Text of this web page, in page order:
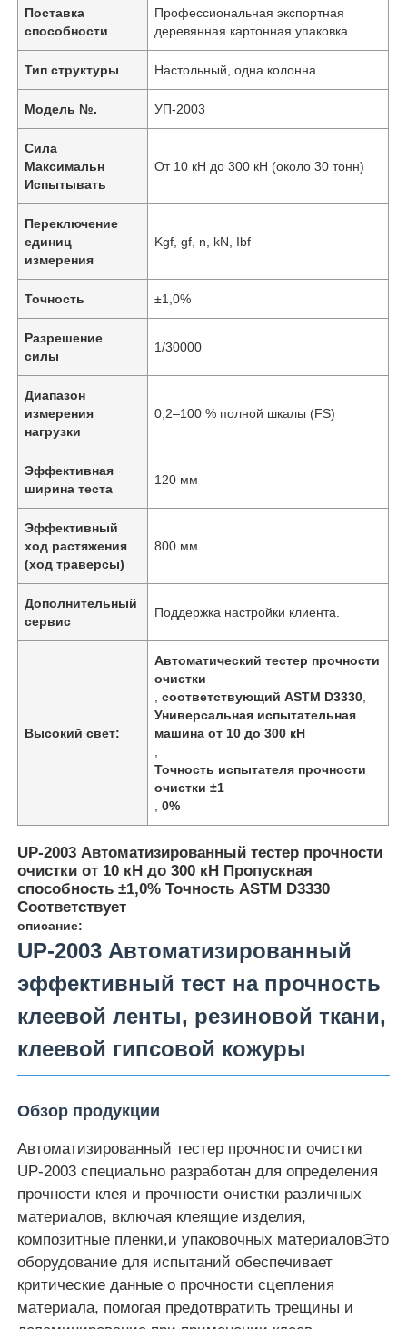
Продукция
О Компании
Наша фабрика
Отправить запрос
Оборудование для испытаний лаборатории
Камера экологических испытаний
Универсальная тестирование
Поставка
способности
Профессиональная экспортная
деревянная картонная упаковка
Тип структуры Настольный, одна колонна
Модель №. УП-2003
Сила
Максимальн
Испытывать
От 10 кН до 300 кН (около 30 тонн)
Переключение
единиц
измерения
Kgf, gf, n, kN, Ibf
Точность ±1,0%
Разрешение
силы
1/30000
Диапазон
измерения
нагрузки
0,2–100 % полной шкалы (FS)
Эффективная
ширина теста
120 мм
Эффективный
ход растяжения
(ход траверсы)
800 мм
Дополнительный
сервис
Поддержка настройки клиента.
Высокий свет:
Автоматический тестер прочности
очистки
,соответствующий ASTM D3330
Универсальная испытательная
машина от 10 до 300 кН
Точность испытателя прочности
очистки ±1
,0%
UP-2003 Автоматизированный тестер прочности
очистки от 10 кН до 300 кН Пропускная
способность ±1,0% Точность ASTM D3330
Соответствует
описание:
UP-2003 Автоматизированный
эффективный тест на прочность
клеевой ленты, резиновой ткани,
клеевой гипсовой кожуры
Обзор продукции
Автоматизированный тестер прочности очистки
UP-2003 специально разработан для определения
прочности клея и прочности очистки различных
материалов, включая клеящие изделия,
композитные пленки,и упаковочных материаловЭто
оборудование для испытаний обеспечивает
критические данные о прочности сцепления
материала, помогая предотвратить трещины и